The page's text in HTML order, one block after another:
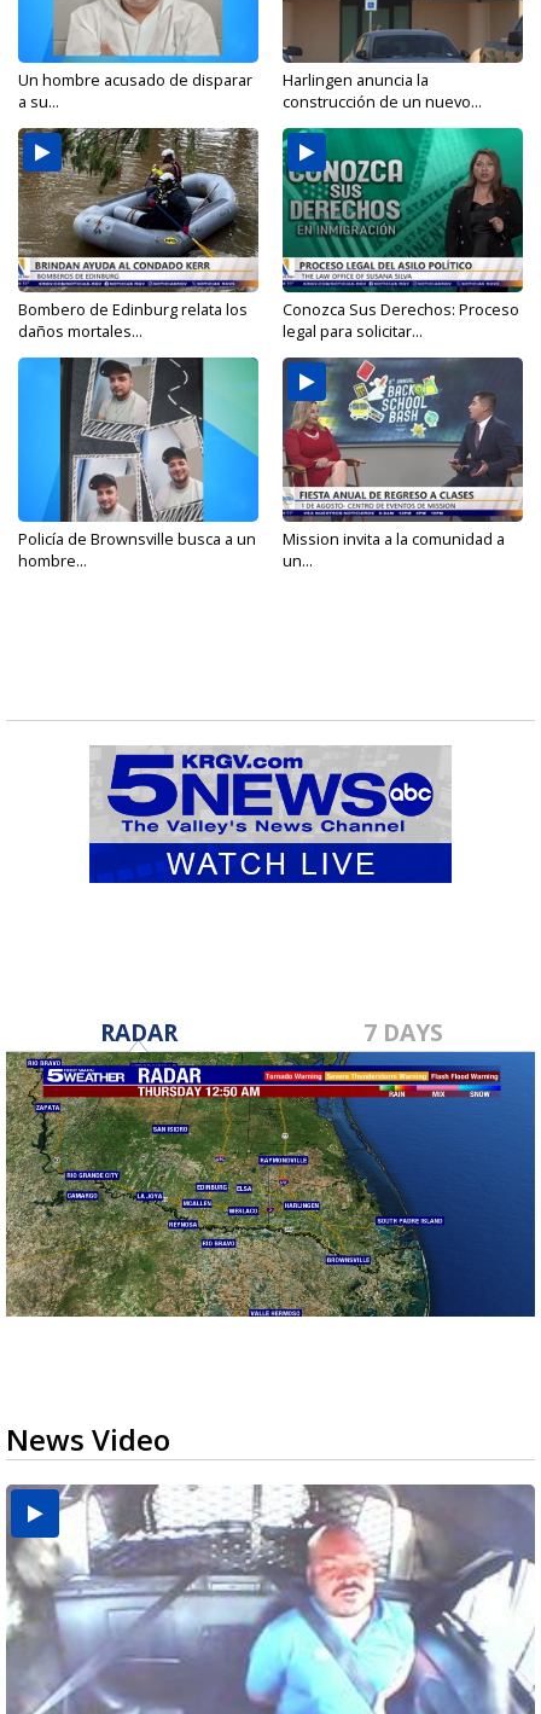
Un hombre acusado de disparar
a su...
Harlingen anuncia la
construcción de un nuevo...
Bombero de Edinburg relata los
daños mortales...
Conozca Sus Derechos: Proceso
legal para solicitar...
Policía de Brownsville busca a un
hombre...
Mission invita a la comunidad a
un...
RADAR 7 DAYS
News Video